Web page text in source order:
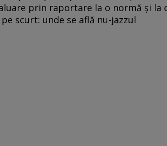
prin raportare la o normă şi la
scurt: unde se află nu-jazzul